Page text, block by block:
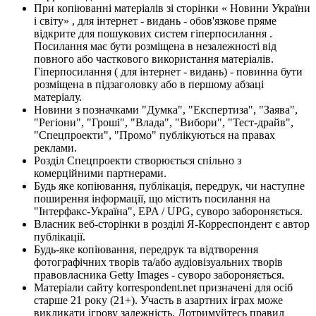
При копіюванні матеріалів зі сторінки « Новини України
і світу» , для інтернет - видань - обов'язкове пряме
відкрите для пошукових систем гіперпосилання .
Посилання має бути розміщена в незалежності від
повного або часткового використання матеріалів.
Гіперпосилання ( для інтернет - видань) - повинна бути
розміщена в підзаголовку або в першому абзаці
матеріалу.
Новини з позначками "Думка", "Експертиза", "Заява",
"Регіони", "Гроші", "Влада", "Вибори", "Тест-драйв",
"Спецпроекти", "Промо" публікуються на правах
реклами.
Розділ Спецпроекти створюється спільно з
комерційними партнерами.
Будь яке копіювання, публікація, передрук, чи наступне
поширення інформації, що містить посилання на
"Інтерфакс-Україна", EPA / UPG, суворо забороняється.
Власник веб-сторінки в розділі Я-Корреспондент є автор
публікації.
Будь-яке копіювання, передрук та відтворення
фотографічних творів та/або аудіовізуальних творів
правовласника Getty Images - суворо забороняється.
Матеріали сайту korrespondent.net призначені для осіб
старше 21 року (21+). Участь в азартних іграх може
викликати ігрову залежність. Дотримуйтесь правил